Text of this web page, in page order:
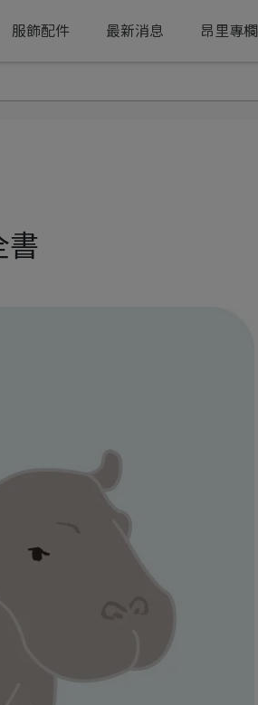
服飾配件 最新消息 昂里專欄
書